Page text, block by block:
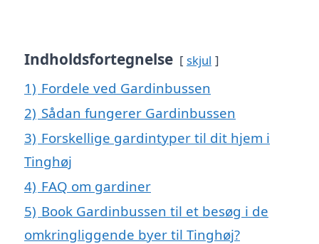
Indholdsfortegnelse skjul
1) Fordele ved Gardinbussen
2) Sådan fungerer Gardinbussen
3) Forskellige gardintyper til dit hjem i
Tinghøj
4) FAQ om gardiner
5) Book Gardinbussen til et besøg i de
omkringliggende byer til Tinghøj?